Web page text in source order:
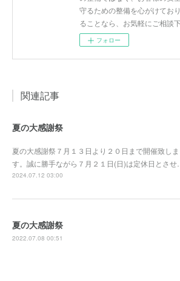
守るための整備を心がけてお
ることなら、お気軽にご相談下
フォロー
関連記事
夏の大感謝祭
夏の大感謝祭７月１３日より２０日まで開催致しま
す。誠に勝手ながら７月２１日(日)は定休日とさせ…
2024.07.12 03:00
夏の大感謝祭
2022.07.08 00:51